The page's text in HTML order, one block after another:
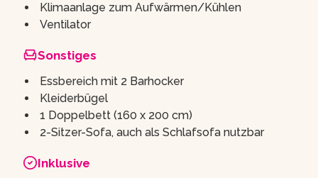
Klimaanlage zum Aufwärmen/Kühlen
Ventilator
Sonstiges
Essbereich mit 2 Barhocker
Kleiderbügel
1 Doppelbett (160 x 200 cm)
2-Sitzer-Sofa, auch als Schlafsofa nutzbar
Inklusive